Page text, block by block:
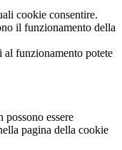
cookie consentire.
il funzionamento della
al funzionamento potete
essere
pagina della cookie